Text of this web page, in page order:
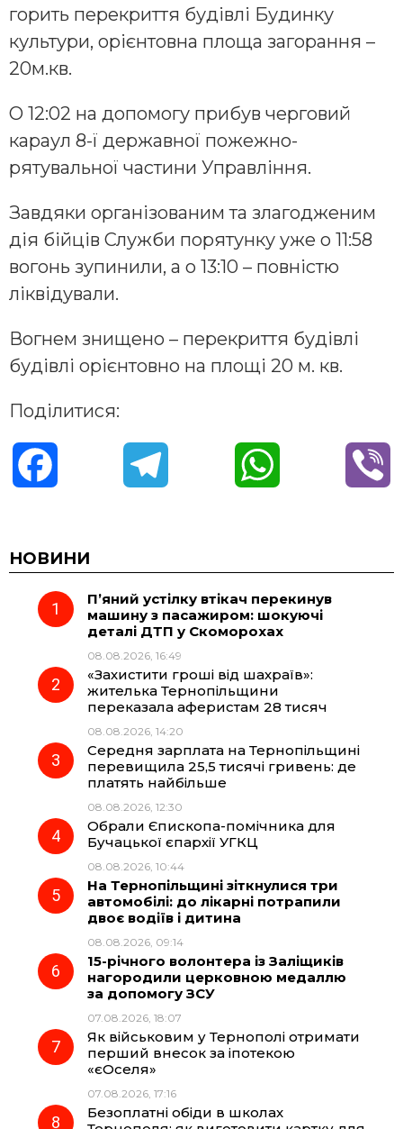
горить перекриття будівлі Будинку
культури, орієнтовна площа загорання –
20м.кв.
О 12:02 на допомогу прибув черговий
караул 8-ї державної пожежно-
рятувальної частини Управління.
Завдяки організованим та злагодженим
дія бійців Служби порятунку уже о 11:58
вогонь зупинили, а о 13:10 – повністю
ліквідували.
Вогнем знищено – перекриття будівлі
будівлі орієнтовно на площі 20 м. кв.
Поділитися:
c
e
o
k
e
r
a
m
t
НОВИНИ
П’яний устілку втікач перекинув
машину з пасажиром: шокуючі
деталі ДТП у Скоморохах
08.08.2026, 16:49
«Захистити гроші від шахраїв»:
жителька Тернопільщини
переказала аферистам 28 тисяч
08.08.2026, 14:20
Середня зарплата на Тернопільщині
перевищила 25,5 тисячі гривень: де
платять найбільше
08.08.2026, 12:30
Обрали Єпископа-помічника для
Бучацької єпархії УГКЦ
08.08.2026, 10:44
На Тернопільщині зіткнулися три
автомобілі: до лікарні потрапили
двоє водіїв і дитина
08.08.2026, 09:14
15-річного волонтера із Заліщиків
нагородили церковною медаллю
за допомогу ЗСУ
07.08.2026, 18:07
Як військовим у Тернополі отримати
перший внесок за іпотекою
«єОселя»
07.08.2026, 17:16
Безоплатні обіди в школах